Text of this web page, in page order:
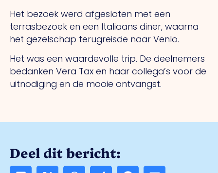
Het bezoek werd afgesloten met een
terrasbezoek en een Italiaans diner, waarna
het gezelschap terugreisde naar Venlo.
Het was een waardevolle trip. De deelnemers
bedanken Vera Tax en haar collega’s voor de
uitnodiging en de mooie ontvangst.
Deel dit bericht: